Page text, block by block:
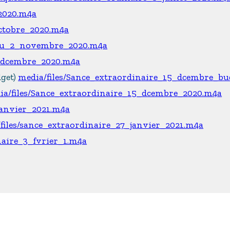
media/files/
files/Sance_extraordinaire_15_dcembre_2020.m4a
sance_extraordinaire_27_janvier_2021.m4a